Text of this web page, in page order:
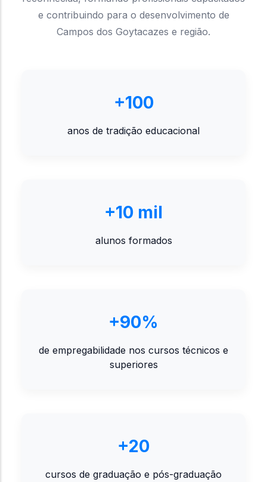
e contribuindo para o desenvolvimento de
Campos dos Goytacazes e região.
+100
anos de tradição educacional
+10 mil
alunos formados
+90%
de empregabilidade nos cursos técnicos e
superiores
+20
cursos de graduação e pós-graduação